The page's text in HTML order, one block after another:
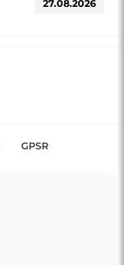
27.08.2026
GPSR